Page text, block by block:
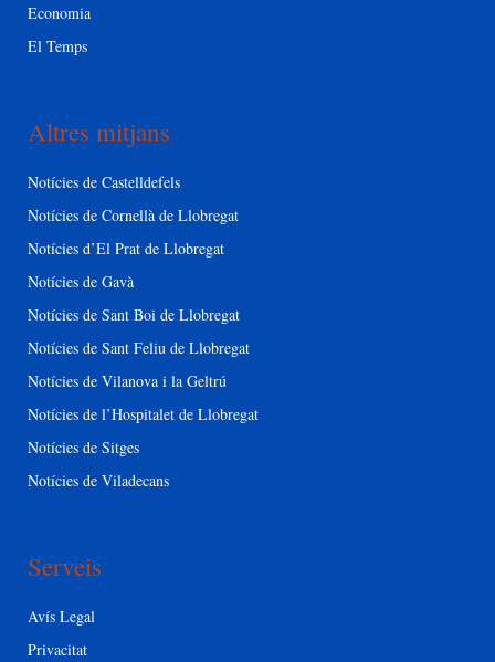
Economia
El Temps
Altres mitjans
Notícies de Castelldefels
Notícies de Cornellà de Llobregat
Notícies d’El Prat de Llobregat
Notícies de Gavà
Notícies de Sant Boi de Llobregat
Notícies de Sant Feliu de Llobregat
Notícies de Vilanova i la Geltrú
Notícies de l’Hospitalet de Llobregat
Notícies de Sitges
Notícies de Viladecans
Serveis
Avís Legal
Privacitat